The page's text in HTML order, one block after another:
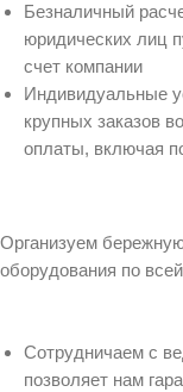
Безналичный
юридических лиц
счет компании
Индивидуальные
крупных заказов
оплаты, включая
Организуем
оборудования по
Сотрудничаем с
позволяет нам